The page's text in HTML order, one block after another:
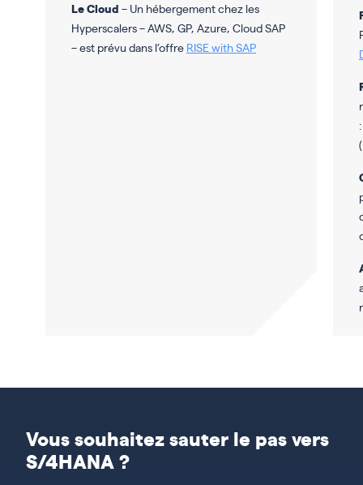
Le Cloud – Un hébergement chez les
Hyperscalers – AWS, GP, Azure, Cloud SAP
– est prévu dans l’offre RISE with SAP
Vous souhaitez sauter le pas vers
S/4HANA ?